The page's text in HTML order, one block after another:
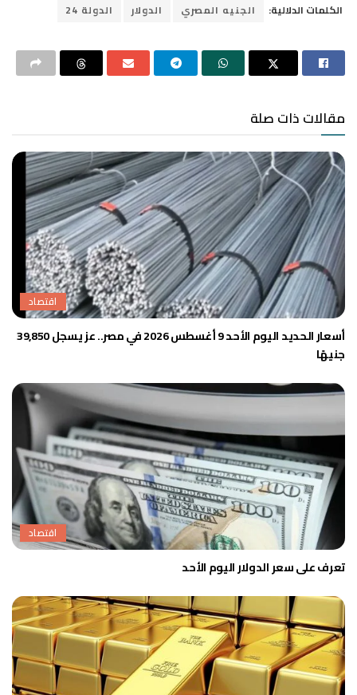
الكلمات الدلالية: الجنيه المصري الدولار الدولة 24
مقالات ذات صلة
اقتصاد
أسعار الحديد اليوم الأحد 9 أغسطس 2026 في مصر.. عز يسجل 39,850
جنيهًا
اقتصاد
تعرف على سعر الدولار اليوم الأحد